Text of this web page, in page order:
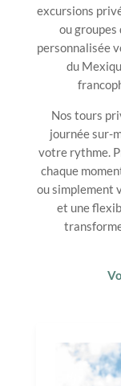
excursions
ou groupes
personnalisée
du
Nos tours
journée sur-
votre rythme.
chaque
ou simplement
et une